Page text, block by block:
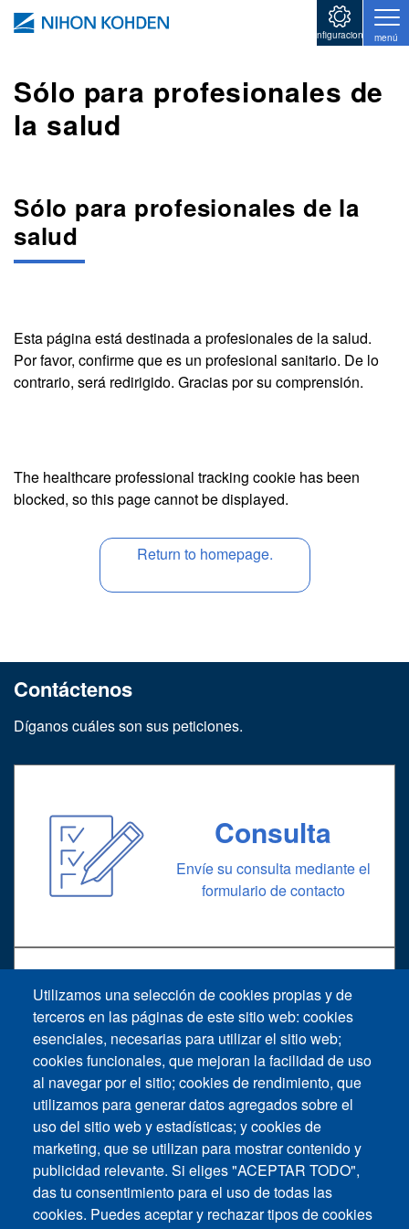
Pasar al contenido principal
configuraciones menú
Sólo para profesionales de
la salud
Sólo para profesionales de la
salud
Esta página está destinada a profesionales de la salud.
Por favor, confirme que es un profesional sanitario. De lo
contrario, será redirigido. Gracias por su comprensión.
The healthcare professional tracking cookie has been
blocked, so this page cannot be displayed.
Return to homepage.
Contáctenos
Díganos cuáles son sus peticiones.
Consulta
Envíe su consulta mediante el
formulario de contacto
Soporte
Solicitud de soporte técnico
Utilizamos una selección de cookies propias y de
terceros en las páginas de este sitio web: cookies
esenciales, necesarias para utilizar el sitio web;
cookies funcionales, que mejoran la facilidad de uso
al navegar por el sitio; cookies de rendimiento, que
utilizamos para generar datos agregados sobre el
uso del sitio web y estadísticas; y cookies de
marketing, que se utilizan para mostrar contenido y
publicidad relevante. Si eliges "ACEPTAR TODO",
das tu consentimiento para el uso de todas las
cookies. Puedes aceptar y rechazar tipos de cookies
Footer vertical
Contáctenos